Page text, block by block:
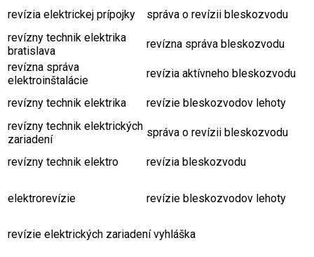
revízia elektrickej prípojky
správa o revízii bleskozvodu
revízny technik elektrika
bratislava
revízna správa bleskozvodu
revízna správa
elektroinštalácie
revízia aktívneho bleskozvodu
revízny technik elektrika
revízie bleskozvodov lehoty
revízny technik elektrických
zariadení
správa o revízii bleskozvodu
revízny technik elektro revízia bleskozvodu
elektrorevízie revízie bleskozvodov lehoty
revízie elektrických zariadení vyhláška